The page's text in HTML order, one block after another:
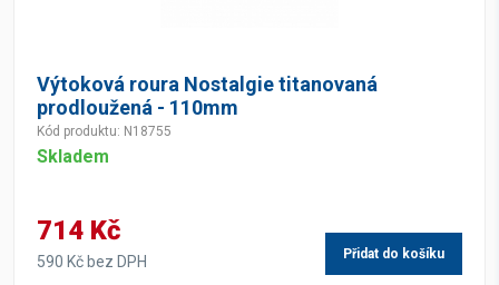
Výtoková roura Nostalgie titanovaná
prodloužená - 110mm
Kód produktu: N18755
Skladem
714 Kč
590 Kč bez DPH Přidat do košíku